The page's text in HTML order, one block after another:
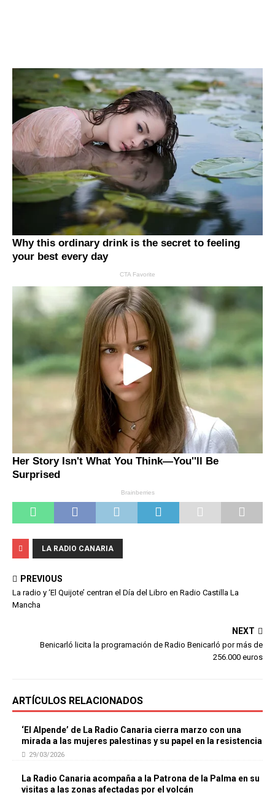
LA RADIO CANARIA
PREVIOUS
La radio y ‘El Quijote’ centran el Día del Libro en Radio Castilla La
Mancha
NEXT
Benicarló licita la programación de Radio Benicarló por más de
256.000 euros
ARTÍCULOS RELACIONADOS
‘El Alpende’ de La Radio Canaria cierra marzo con una
mirada a las mujeres palestinas y su papel en la resistencia
29/03/2026
La Radio Canaria acompaña a la Patrona de la Palma en su
visitas a las zonas afectadas por el volcán